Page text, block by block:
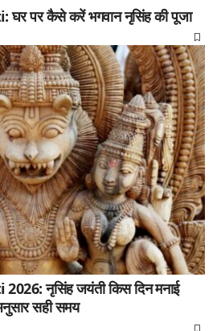
पर कैसे करें भगवान नृसिंह की पूजा
नृसिंह जयंती किस दिन मनाई
सही समय